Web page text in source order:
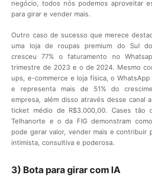
negócio, todos nós podemos aproveitar
para girar e vender mais.
Outro caso de sucesso que merece
uma loja de roupas premium do Sul
cresceu 77% o faturamento no
trimestre de 2023 e o de 2024. Mesmo
ups, e-commerce e loja física, o
e representa mais de 51% do
empresa, além disso através desse canal
ticket médio de R$3.000,00. Cases tão
Telhanorte e o da FIG demonstram
pode gerar valor, vender mais e contribuir
intimista, consultiva e poderosa.
3) Bota para girar com IA